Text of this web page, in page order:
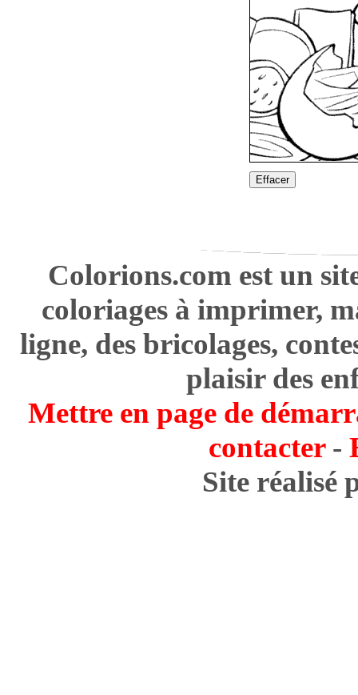
Effacer
Colorions.com est un
coloriages à imprimer,
ligne, des bricolages,
plaisir des
Mettre en page de
contacter-
Site réalisé